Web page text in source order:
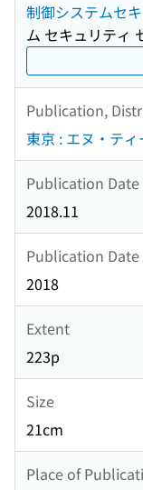
制御システムセ
ム セキュリティ
Publication,
東京 : エヌ・テ
Publication Date
2018.11
Publication Date
2018
Extent
223p
Size
21cm
Place of